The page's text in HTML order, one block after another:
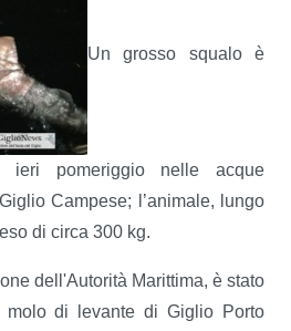
Un grosso squalo è
ieri pomeriggio nelle acque
Campese; l’animale, lungo
di circa 300 kg.
dell'Autorità Marittima, è stato
molo di levante di Giglio Porto